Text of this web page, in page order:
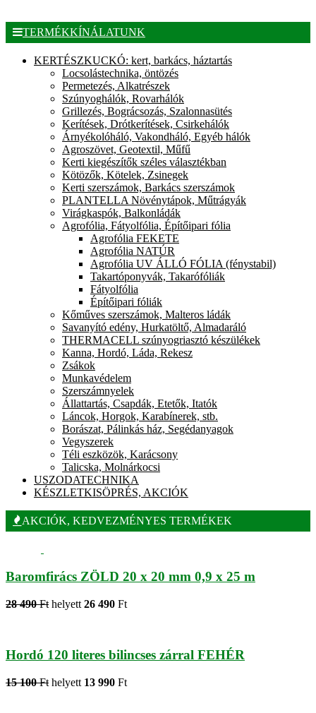
TERMÉKKÍNÁLATUNK
KERTÉSZKUCKÓ: kert, barkács, háztartás
Locsolástechnika, öntözés
Permetezés, Alkatrészek
Szúnyoghálók, Rovarhálók
Grillezés, Bográcsozás, Szalonnasütés
Kerítések, Drótkerítések, Csirkehálók
Árnyékolóháló, Vakondháló, Egyéb hálók
Agroszövet, Geotextil, Műfű
Kerti kiegészítők széles választékban
Kötözők, Kötelek, Zsinegek
Kerti szerszámok, Barkács szerszámok
PLANTELLA Növénytápok, Műtrágyák
Virágkaspók, Balkonládák
Agrofólia, Fátyolfólia, Építőipari fólia
Agrofólia FEKETE
Agrofólia NATÚR
Agrofólia UV ÁLLÓ FÓLIA (fénystabil)
Takartóponyvák, Takarófóliák
Fátyolfólia
Építőipari fóliák
Kőműves szerszámok, Malteros ládák
Savanyító edény, Hurkatöltő, Almadaráló
THERMACELL szúnyogriasztó készülékek
Kanna, Hordó, Láda, Rekesz
Zsákok
Munkavédelem
Szerszámnyelek
Állattartás, Csapdák, Etetők, Itatók
Láncok, Horgok, Karabínerek, stb.
Borászat, Pálinkás ház, Segédanyagok
Vegyszerek
Téli eszközök, Karácsony
Talicska, Molnárkocsi
USZODATECHNIKA
KÉSZLETKISÖPRÉS, AKCIÓK
AKCIÓK, KEDVEZMÉNYES TERMÉKEK
Baromfirács ZÖLD 20 x 20 mm 0,9 x 25 m
28 490 Ft helyett 26 490 Ft
Hordó 120 literes bilincses zárral FEHÉR
15 100 Ft helyett 13 990 Ft